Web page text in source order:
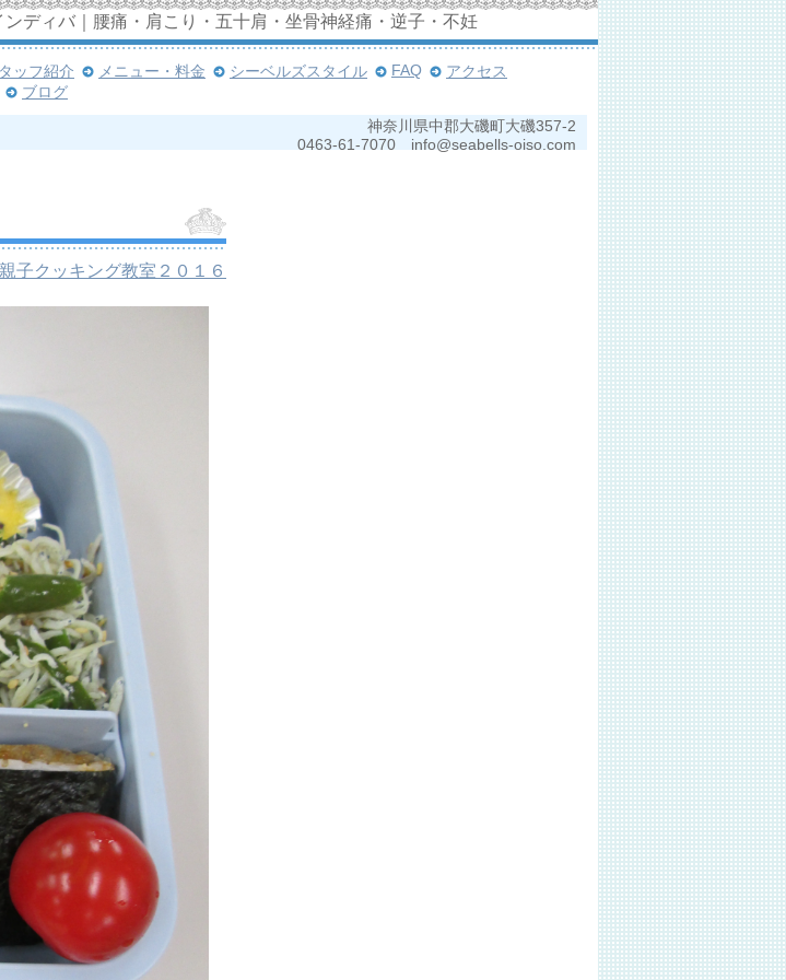
ディバ｜腰痛・肩こり・五十肩・坐骨神経痛・逆子・不妊
神奈川県中郡大磯町大磯357-2
0463-61-7070 info@seabells-oiso.com
ッフ紹介 メニュー・料金 シーベルズスタイル FAQ
アクセス
ブログ
親子クッキング教室２０１６